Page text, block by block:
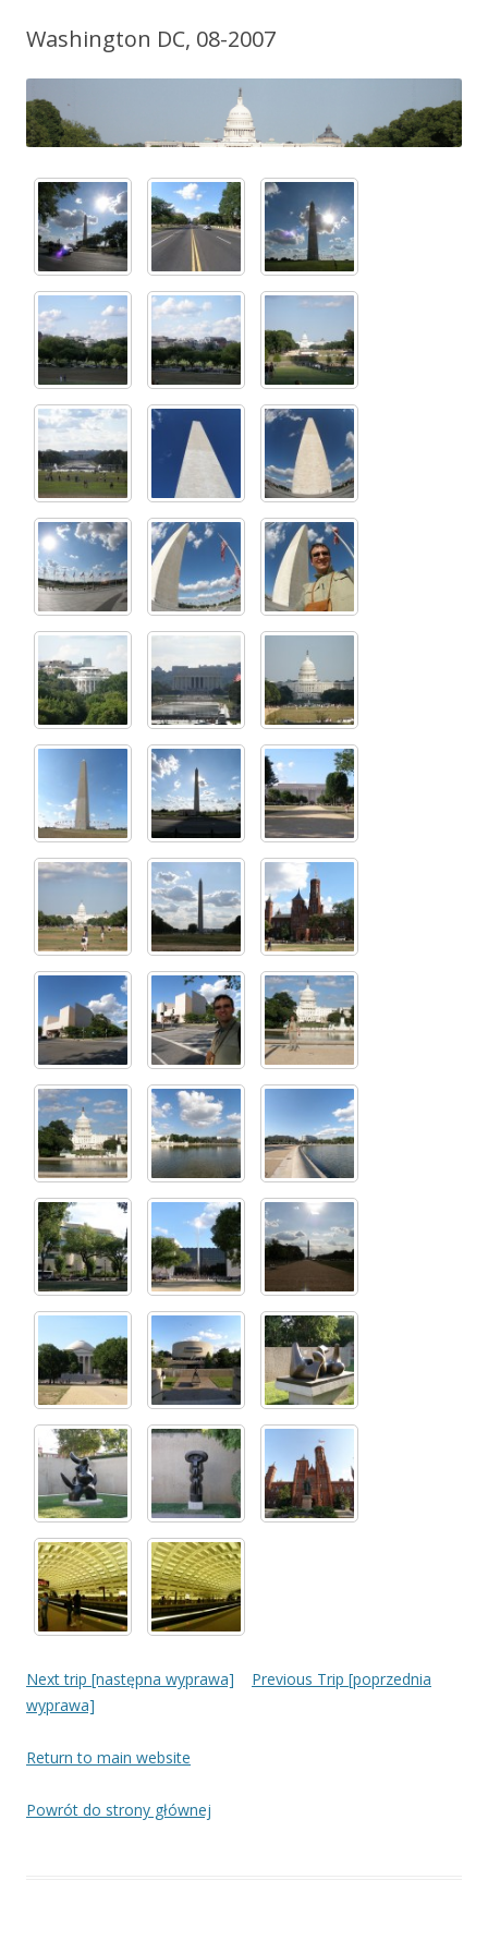
Washington DC, 08-2007
Next trip [następna wyprawa]
Previous Trip [poprzednia
wyprawa]
Return to main website
Powrót do strony głównej